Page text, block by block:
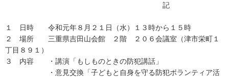
記
１ 日時 令和元年８月２１日（水）１３時から１５時
２ 場所 三重県吉田山会館 ２階 ２０６会議室（津市栄町１
丁目８９１）
３ 内容 ・講演「もしものときの防犯講話」
・意見交換「子どもと自身を守る防犯ボランティア活